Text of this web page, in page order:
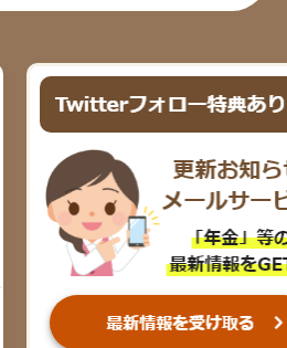
人気#タグ「5選」
#年金広報